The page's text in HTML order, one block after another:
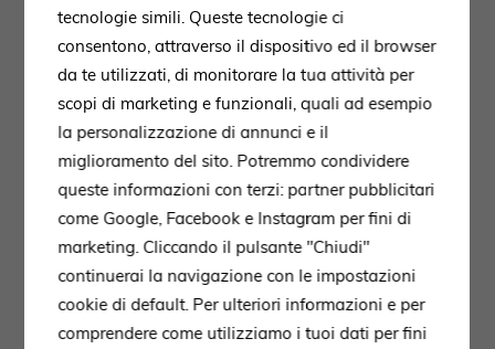
tecnologie simili. Queste tecnologie ci
consentono, attraverso il dispositivo ed il browser
da te utilizzati, di monitorare la tua attività per
scopi di marketing e funzionali, quali ad esempio
la personalizzazione di annunci e il
miglioramento del sito. Potremmo condividere
queste informazioni con terzi: partner pubblicitari
come Google, Facebook e Instagram per fini di
marketing. Cliccando il pulsante "Chiudi"
continuerai la navigazione con le impostazioni
cookie di default. Per ulteriori informazioni e per
comprendere come utilizziamo i tuoi dati per fini